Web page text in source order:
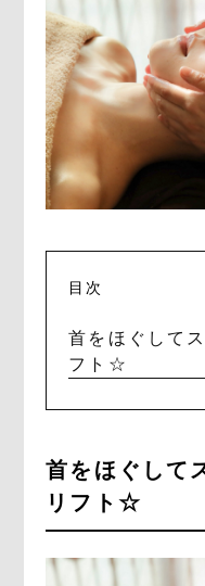
目次
首をほぐして
フト☆
首をほぐして
リフト☆